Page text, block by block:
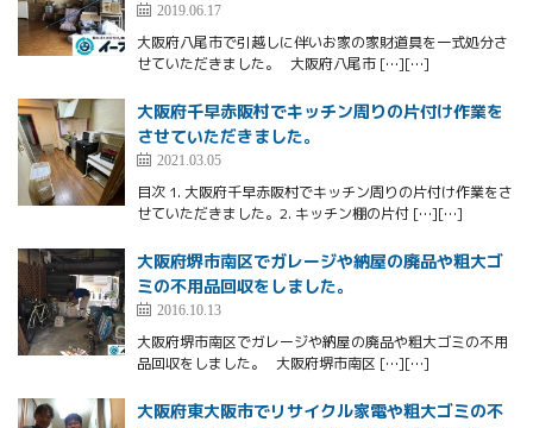
2019.06.17
大阪府八尾市で引越しに伴いお家の家財道具を一式処分さ
せていただきました。 大阪府八尾市 […][…]
大阪府千早赤阪村でキッチン周りの片付け作業を
させていただきました。
2021.03.05
目次 1. 大阪府千早赤阪村でキッチン周りの片付け作業をさ
せていただきました。2. キッチン棚の片付 […][…]
大阪府堺市南区でガレージや納屋の廃品や粗大ゴ
ミの不用品回収をしました。
2016.10.13
大阪府堺市南区でガレージや納屋の廃品や粗大ゴミの不用
品回収をしました。 大阪府堺市南区 […][…]
大阪府東大阪市でリサイクル家電や粗大ゴミの不